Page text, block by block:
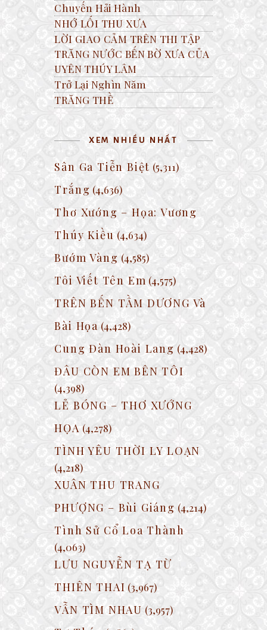
Chuyến Hải Hành
NHỚ LỐI THU XƯA
LỜI GIAO CẢM TRÊN THI TẬP
TRĂNG NƯỚC BẾN BỜ XƯA CỦA
UYÊN THÚY LÂM
Trở Lại Nghìn Năm
TRĂNG THỀ
XEM NHIỀU NHẤT
Sân Ga Tiễn Biệt (5,311)
Trắng (4,636)
Thơ Xướng – Họa: Vương
Thúy Kiều (4,634)
Bướm Vàng (4,585)
Tôi Viết Tên Em (4,575)
TRÊN BẾN TẦM DƯƠNG Và
Bài Họa (4,428)
Cung Đàn Hoài Lang (4,428)
ĐÂU CÒN EM BÊN TÔI
(4,398)
LẺ BÓNG – THƠ XƯỚNG
HỌA (4,278)
TÌNH YÊU THỜI LY LOẠN
(4,218)
XUÂN THU TRANG
PHƯỢNG – Bùi Giáng (4,214)
Tình Sử Cổ Loa Thành
(4,063)
LƯU NGUYỄN TẠ TỪ
THIÊN THAI (3,967)
VẪN TÌM NHAU (3,957)